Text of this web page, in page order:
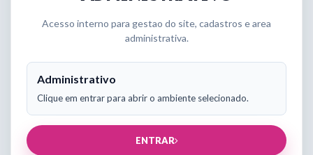
Acesso interno para gestao do site, cadastros e area
administrativa.
Administrativo
Clique em entrar para abrir o ambiente selecionado.
ENTRAR